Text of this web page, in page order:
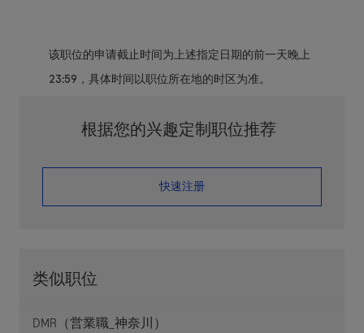
该职位的申请截止时间为上述指定日期的前一天晚上
23:59，具体时间以职位所在地的时区为准。
根据您的兴趣定制职位推荐
​​​​​​​快速注册
类似职位
DMR（営業職_神奈川）